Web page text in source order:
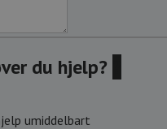
du hjelp?
umiddelbart